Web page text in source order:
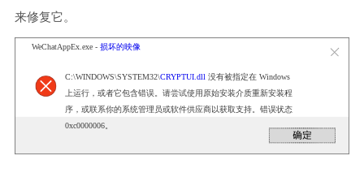
来修复它。
WeChatAppEx.exe - 损坏的映像
C:\WINDOWS\SYSTEM32\CRYPTUI.dll 没有被指定在 Windows
上运行，或者它包含错误。请尝试使用原始安装介质重新安装程
序，或联系你的系统管理员或软件供应商以获取支持。错误状态
0xc0000006。